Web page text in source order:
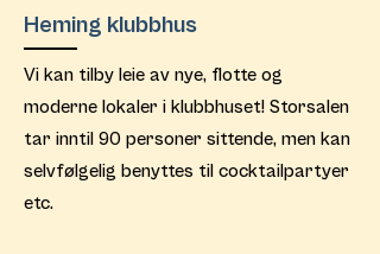
Heming klubbhus
Vi kan tilby leie av nye, flotte og
moderne lokaler i klubbhuset! Storsalen
tar inntil 90 personer sittende, men kan
selvfølgelig benyttes til cocktailpartyer
etc.